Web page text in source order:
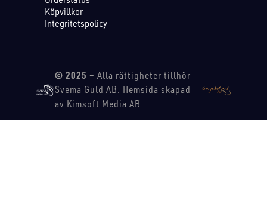
Köpvillkor
Integritetspolicy
© 2025 – Alla rättigheter tillhör
Svema Guld AB. Hemsida skapad
av Kimsoft Media AB